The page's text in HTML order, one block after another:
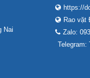
Nai
https://
Rao vặt
Zalo:
Telegram: